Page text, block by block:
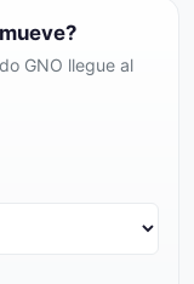
GNO llegue al